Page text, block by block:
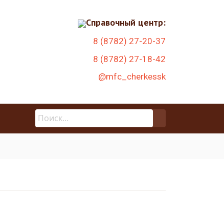
Справочный центр:
8 (8782) 27-20-37
8 (8782) 27-18-42
@mfc_cherkessk